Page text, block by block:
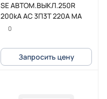
SE АВТОМ.ВЫКЛ.250R
200kA AC 3П3Т 220A MA
0
Запросить цену